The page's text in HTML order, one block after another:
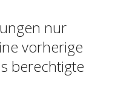
nur
vorherige
berechtigte